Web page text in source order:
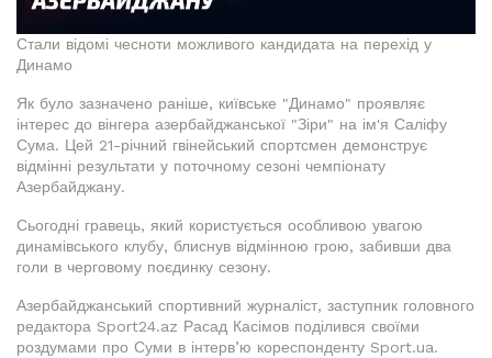
Стали відомі чесноти можливого кандидата на перехід у
Динамо
Як було зазначено раніше, київське "Динамо" проявляє
інтерес до вінгера азербайджанської "Зіри" на ім'я Саліфу
Сума. Цей 21-річний гвінейський спортсмен демонструє
відмінні результати у поточному сезоні чемпіонату
Азербайджану.
Сьогодні гравець, який користується особливою увагою
динамівського клубу, блиснув відмінною грою, забивши два
голи в черговому поєдинку сезону.
Азербайджанський спортивний журналіст, заступник головного
редактора Sport24.az Расад Касімов поділився своїми
роздумами про Суми в інтерв’ю кореспонденту Sport.ua.